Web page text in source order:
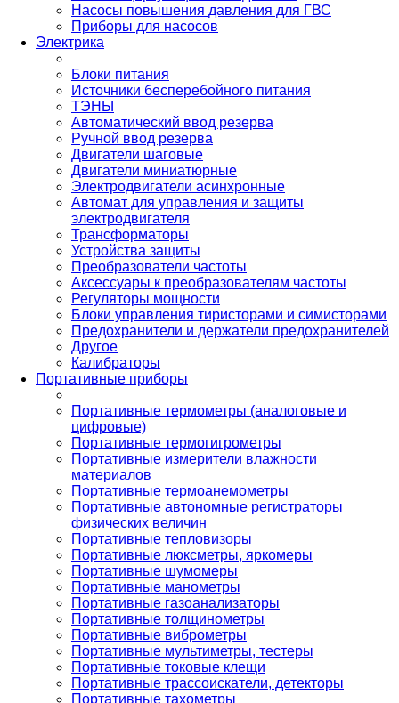
Насосы повышения давления для ГВС
Приборы для насосов
Электрика
Блоки питания
Источники бесперебойного питания
ТЭНЫ
Автоматический ввод резерва
Ручной ввод резерва
Двигатели шаговые
Двигатели миниатюрные
Электродвигатели асинхронные
Автомат для управления и защиты
электродвигателя
Трансформаторы
Устройства защиты
Преобразователи частоты
Аксессуары к преобразователям частоты
Регуляторы мощности
Блоки управления тиристорами и симисторами
Предохранители и держатели предохранителей
Другое
Калибраторы
Портативные приборы
Портативные термометры (аналоговые и
цифровые)
Портативные термогигрометры
Портативные измерители влажности
материалов
Портативные термоанемометры
Портативные автономные регистраторы
физических величин
Портативные тепловизоры
Портативные люксметры, яркомеры
Портативные шумомеры
Портативные манометры
Портативные газоанализаторы
Портативные толщинометры
Портативные виброметры
Портативные мультиметры, тестеры
Портативные токовые клещи
Портативные трассоискатели, детекторы
Портативные тахометры